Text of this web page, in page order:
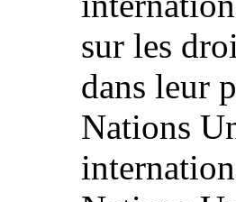
sur les
dans leur
Nations